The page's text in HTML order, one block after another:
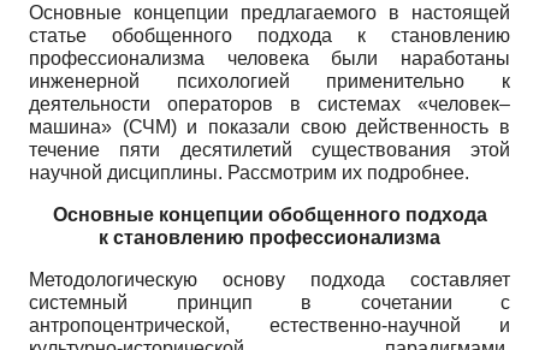
Основные концепции предлагаемого в настоящей
статье обобщенного подхода к становлению
профессионализма человека были наработаны
инженерной психологией применительно к
деятельности операторов в системах «человек–
машина» (СЧМ) и показали свою действенность в
течение пяти десятилетий существования этой
научной дисциплины. Рассмотрим их подробнее.
Основные концепции обобщенного подхода
к становлению профессионализма
Методологическую основу подхода составляет
системный принцип в сочетании с
антропоцентрической, естественно-научной и